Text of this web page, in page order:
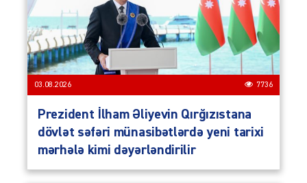
03.08.2026 7736
Prezident İlham Əliyevin Qırğızıstana
dövlət səfəri münasibətlərdə yeni tarixi
mərhələ kimi dəyərləndirilir